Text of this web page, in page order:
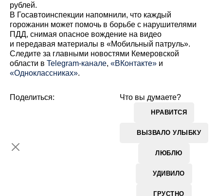
рублей.
В Госавтоинспекции напомнили, что каждый
горожанин может помочь в борьбе с нарушителями
ПДД, снимая опасное вождение на видео
и передавая материалы в «Мобильный патруль».
Cледите за главными новостями Кемеровской
области в Telegram-канале, «ВКонтакте» и
«Одноклассниках».
Что вы думаете?
НРАВИТСЯ
ВЫЗВАЛО УЛЫБКУ
ЛЮБЛЮ
УДИВИЛО
ГРУСТНО
Поделиться: